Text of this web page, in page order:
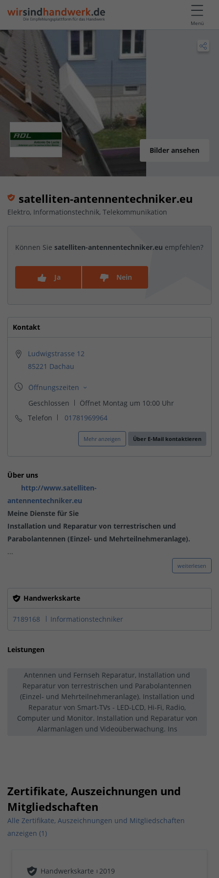
Menü
Bilder ansehen
satelliten-antennentechniker.eu
Elektro, Informationstechnik, Telekommunikation
Können Sie satelliten-antennentechniker.eu empfehlen?
Ja Nein
Kontakt
Ludwigstrasse 12
85221 Dachau
Telefon 01781969964
Mehr anzeigen Über E-Mail kontaktieren
Über uns
http://www.satelliten-
antennentechniker.eu
Meine Dienste für Sie
Installation und Reparatur von terrestrischen und
Parabolantennen (Einzel- und Mehrteilnehmeranlage).
...
weiterlesen
Handwerkskarte
7189168 Informationstechniker
Leistungen
Antennen und Fernseh Reparatur, Installation und
Reparatur von terrestrischen und Parabolantennen
(Einzel- und Mehrteilnehmeranlage). Installation und
Reparatur von Smart-TVs - LED-LCD, Hi-Fi, Radio,
Computer und Monitor. Installation und Reparatur von
Alarmanlagen und Videoüberwachung. Ins
Zertifikate, Auszeichnungen und
Mitgliedschaften
Alle Zertifikate, Auszeichnungen und Mitgliedschaften
anzeigen (1)
Handwerkskarte 2019